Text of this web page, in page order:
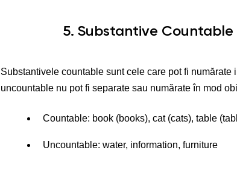
5. Substantive
Substantivele countable sunt cele care pot fi
uncountable nu pot fi separate sau numărate în mod
Countable: book (books), cat (cats), table
Uncountable: water, information, furniture